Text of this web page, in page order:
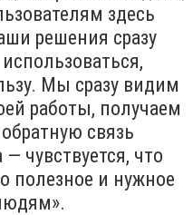
здесь
решения сразу
Мы сразу видим
работы, получаем
связь
— чувствуется, что
полезное и нужное